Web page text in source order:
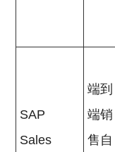
SAP
Sales
端到
端销
售自